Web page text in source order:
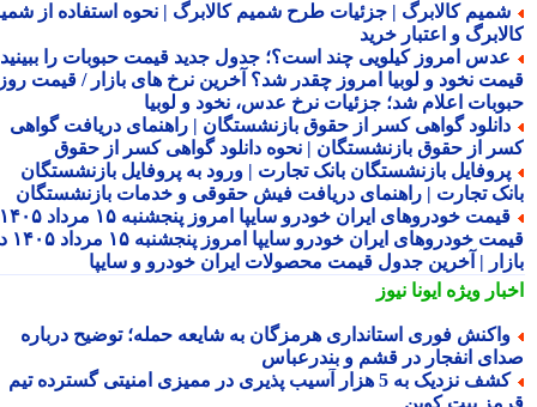
کالابرگ | جزئیات طرح شمیم کالابرگ | نحوه استفاده از شمیم
و اعتبار خرید
امروز کیلویی چند است؟؛ جدول جدید قیمت حبوبات را ببینید /
نخود و لوبیا امروز چقدر شد؟ آخرین نرخ های بازار / قیمت روز
اعلام شد؛ جزئیات نرخ عدس، نخود و لوبیا
گواهی کسر از حقوق بازنشستگان | راهنمای دریافت گواهی
از حقوق بازنشستگان | نحوه دانلود گواهی کسر از حقوق
بازنشستگان بانک تجارت | ورود به پروفایل بازنشستگان
تجارت | راهنمای دریافت فیش حقوقی و خدمات بازنشستگان
قیمت خودروهای ایران خودرو سایپا امروز پنجشنبه ۱۵ مرداد ۱۴۰۵ |
قیمت خودروهای ایران خودرو سایپا امروز پنجشنبه ۱۵ مرداد ۱۴۰۵ در
| آخرین جدول قیمت محصولات ایران خودرو و سایپا
ویژهایونا نیوز
فوری استانداری هرمزگان به شایعه حمله؛ توضیح درباره
انفجار در قشم و بندرعباس
کشف نزدیک به 5 هزار آسیب پذیری در ممیزی امنیتی گسترده تیم